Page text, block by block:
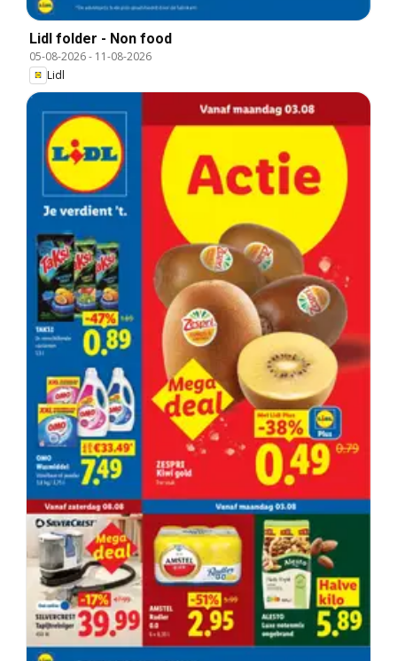
Lidl folder - Non food
05-08-2026- 11-08-2026
Lidl